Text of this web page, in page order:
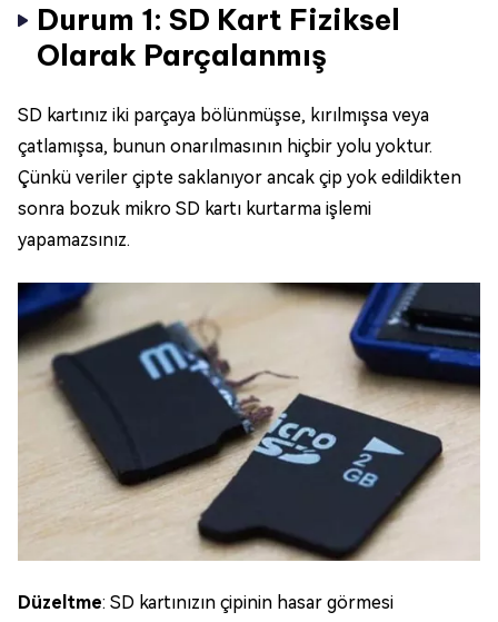
Durum 1: SD Kart Fiziksel
Olarak Parçalanmış
SD kartınız iki parçaya bölünmüşse, kırılmışsa veya
çatlamışsa, bunun onarılmasının hiçbir yolu yoktur.
Çünkü veriler çipte saklanıyor ancak çip yok edildikten
sonra bozuk mikro SD kartı kurtarma işlemi
yapamazsınız.
Düzeltme: SD kartınızın çipinin hasar görmesi